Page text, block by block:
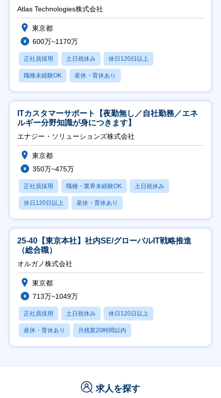
Atlas Technologies株式会社
東京都
600万~1170万
正社員採用 土日祝休み 休日120日以上
職種未経験OK 産休・育休あり
ITカスタマーサポート【夜勤無し／自社勤務／エネ
ルギー分野知識が身につきます】
エナジー・ソリューションズ株式会社
東京都
350万~475万
正社員採用 職種・業界未経験OK 土日祝休み
休日120日以上 産休・育休あり
25-40【東京本社】社内SE/グローバルIT戦略推進
（総合職）
オルガノ株式会社
東京都
713万~1049万
正社員採用 土日祝休み 休日120日以上
産休・育休あり 月残業20時間以内
求人を探す